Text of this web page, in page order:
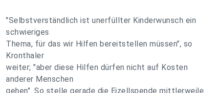
"Selbstverständlich ist unerfüllter Kinderwunsch ein
schwieriges
Thema, für das wir Hilfen bereitstellen müssen", so
Kronthaler
weiter; "aber diese Hilfen dürfen nicht auf Kosten
anderer Menschen
gehen". So stelle gerade die Eizellspende mittlerweile